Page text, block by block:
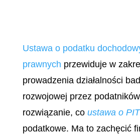
Ustawa o podatku
prawnych przewiduje w
prowadzenia działalności
rozwojowej przez
rozwiązanie, co ustawa o PIT
podatkowe. Ma to zachęcić